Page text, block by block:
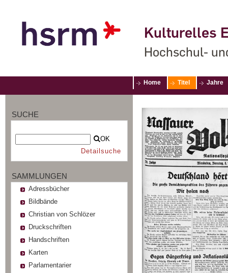
Kulturelles
Hochschul-
Home Titel Jahre
SUCHE
OK
Detailsuche
SAMMLUNGEN
Adressbücher
Bildbände
Christian von Schlözer
Druckschriften
Handschriften
Karten
Parlamentarier